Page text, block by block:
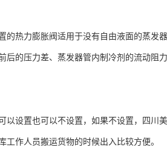
的热力膨胀阀适用于没有自由液面的蒸发
后的压力差、蒸发器管内制冷剂的流动阻
以设置也可以不设置，如果不设置，四川
工作人员搬运货物的时候出入比较方便。